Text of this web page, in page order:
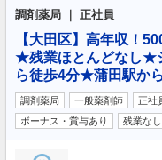
調剤薬局 ｜ 正社員
【大田区】高年収！
★残業ほとんどなし★
ら徒歩4分★蒲田駅か
調剤薬局 一般薬剤師 正社
ボーナス・賞与あり
残業な